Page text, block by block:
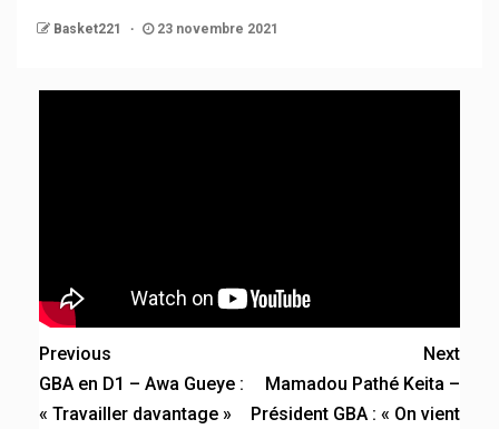
Basket221 23 novembre 2021
Previous
GBA en D1 – Awa Gueye :
« Travailler davantage »
Next
Mamadou Pathé Keita –
Président GBA : « On vient